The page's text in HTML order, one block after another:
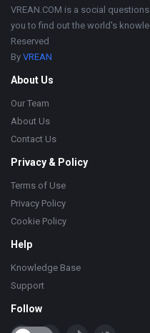
VREAN.COM is a social
you to find out the world's
Reserved
By VREAN
About Us
Our Team
About Us
Contact Us
Privacy & Policy
Terms of Use
Privacy Policy
Cookie Policy
Help
Knowledge Base
Support
Follow